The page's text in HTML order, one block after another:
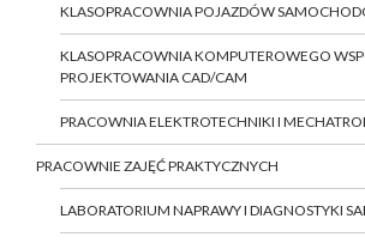
KLASOPRACOWNIA POJAZDÓW
KLASOPRACOWNIA KOMPUTEROWEGO
PROJEKTOWANIA CAD/CAM
PRACOWNIA ELEKTROTECHNIKI I
PRACOWNIE ZAJĘĆ PRAKTYCZNYCH
LABORATORIUM NAPRAWY I DIAGNOSTYKI